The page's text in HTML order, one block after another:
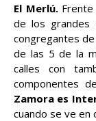
El Merlú.Frente
de los grandes
congregantes
de las 5 de la
calles con
componentes
Zamora es
cuando se ve en